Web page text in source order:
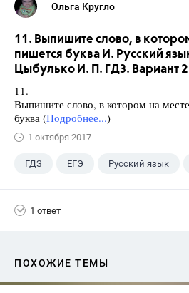
Ольга Кругло
11. Выпишите слово, в
пишется буква И. Русский
Цыбулько И. П. ГДЗ. Вариант
11.
Выпишите слово, в котором на
буква (Подробнее...)
1 октября 2017
ГДЗ ЕГЭ Русский язык
1 ответ
ПОХОЖИЕ ТЕМЫ